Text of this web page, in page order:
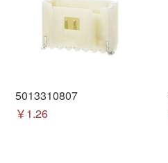
5013310807
￥1.26